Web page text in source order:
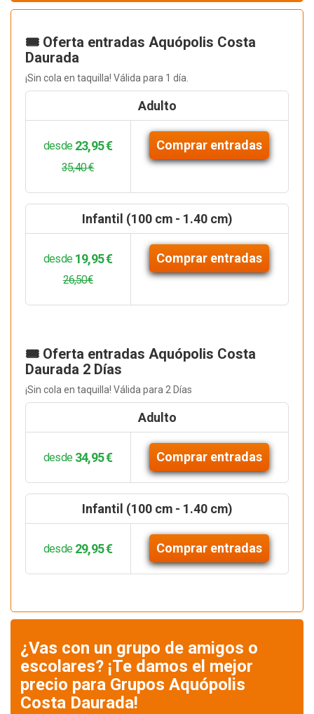
🎟️ Oferta entradas Aquópolis Costa
Daurada
¡Sin cola en taquilla! Válida para 1 día.
Adulto
desde 23,95 €
35,40 €
Comprar entradas
Infantil (100 cm - 1.40 cm)
desde 19,95 €
26,50€
Comprar entradas
🎟️ Oferta entradas Aquópolis Costa
Daurada 2 Días
¡Sin cola en taquilla! Válida para 2 Días
Adulto
desde 34,95 € Comprar entradas
Infantil (100 cm - 1.40 cm)
desde 29,95 € Comprar entradas
¿Vas con un grupo de amigos o
escolares? ¡Te damos el mejor
precio para Grupos Aquópolis
Costa Daurada!